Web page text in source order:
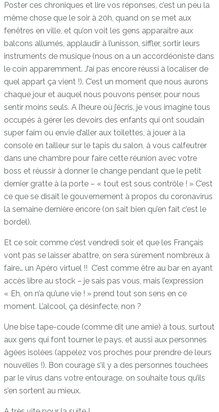
Poster ces chroniques et lire vos réponses, c’est un peu la
même chose que le soir à 20h, quand on se met aux
fenêtres en ville, et qu’on voit les gens apparaître aux
balcons allumés, applaudir à l’unisson, siffler, sortir leurs
instruments de musique (nous on a un accordéoniste dans
le coin apparemment. J’ai pas encore réussi à localiser de
quel appart ça vient !). C’est un moment que nous aurons
chaque jour et auquel nous pouvons penser, pour nous
sentir moins seuls. A l’heure où j’écris, je vous imagine tous
occupés à gérer les devoirs des enfants qui ont soudain
super faim ou envie d’aller aux toilettes, à jouer à la
console en tailleur sur le tapis du salon, à vous calfeutrer
dans une chambre pour faire cette réunion avec votre
boss et réussir à donner le change pendant que le petit
dernier gratte à la porte – « tout est sous contrôle ! » C’est
ce que se disait le gouvernement à propos du coronavirus
la semaine dernière encore (on sait bien qu’en fait c’est le
bordel).
Et ce soir, comme c’est vendredi soir, et que les Français
vont pas se laisser abattre, on sera sûrement nombreux à
faire… un Apéro virtuel !! C’est comme être au bar en ayant
accès libre au stock – je sais pas vous, mais l’expression
« Eh, on n’a qu’une vie ! » prend tout son sens en ce
moment. L’alcool, ça désinfecte, non ?
Une bise tape-coude (comme dit une amie) à tous, surtout
aux gens qui font tourner le pays, et aussi aux personnes
âgées isolées (appelez vos proches pour prendre de leurs
nouvelles !). Bon courage s’il y a des personnes touchées
par le virus dans votre entourage, on souhaite tous qu’ils
s’en sortent au mieux.